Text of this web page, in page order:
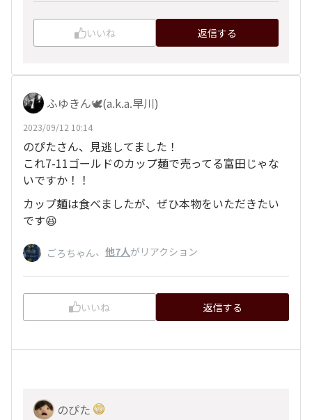
いいね 返信する
ふゆきん🕊️(a.k.a.早川)
2023/09/12 10:14
のぴたさん、見逃してました！
これ7-11ゴールドのカップ麺で売ってる富田じゃな
いですか！！
カップ麺は食べましたが、ぜひ本物をいただきたい
です😆
ごろちゃん、 他7人がリアクション
いいね 返信する
のぴた